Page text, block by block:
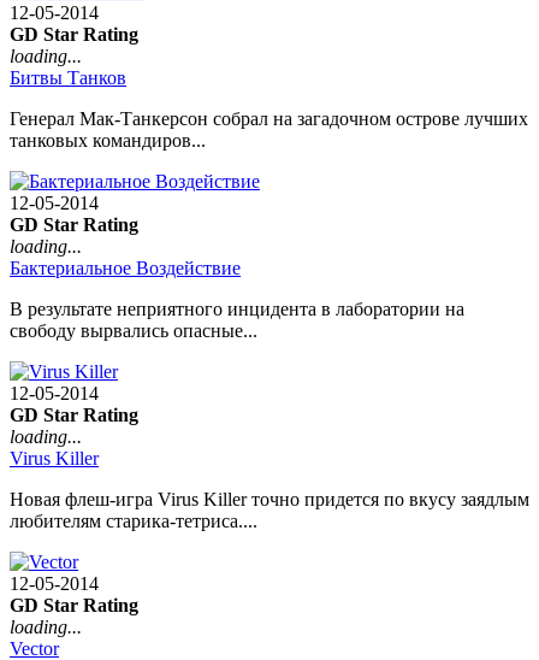
12-05-2014
GD Star Rating
loading...
Битвы Танков
Генерал Мак-Танкерсон собрал на загадочном острове лучших
танковых командиров...
12-05-2014
GD Star Rating
loading...
Бактериальное Воздействие
В результате неприятного инцидента в лаборатории на
свободу вырвались опасные...
12-05-2014
GD Star Rating
loading...
Virus Killer
Новая флеш-игра Virus Killer точно придется по вкусу заядлым
любителям старика-тетриса....
12-05-2014
GD Star Rating
loading...
Vector